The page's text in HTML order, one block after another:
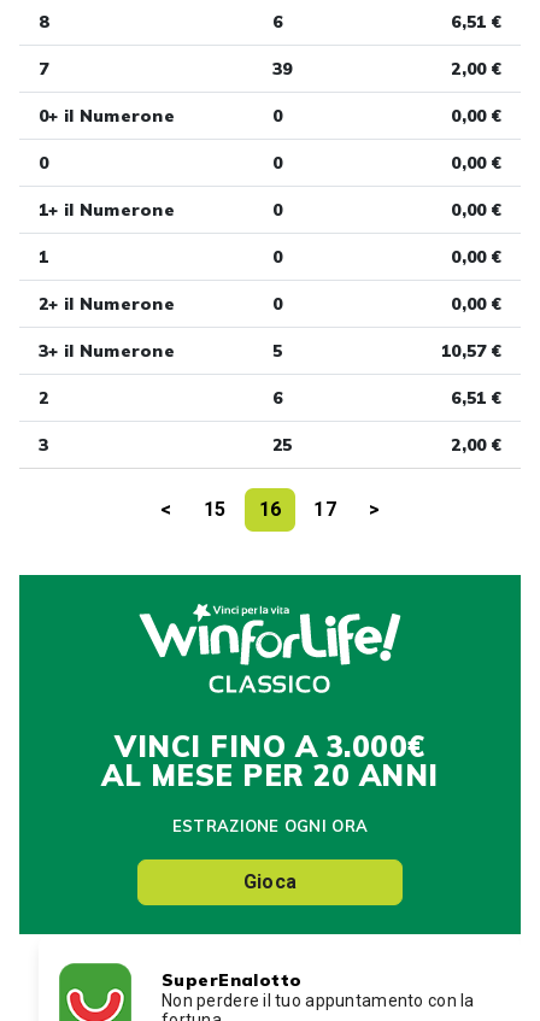
8 6 6,51 €
7 39 2,00 €
0+ il Numerone 0 0,00 €
0 0 0,00 €
1+ il Numerone 0 0,00 €
1 0 0,00 €
2+ il Numerone 0 0,00 €
3+ il Numerone 5 10,57 €
2 6 6,51 €
3 25 2,00 €
< 15 16 17 >
VINCI FINO A 3.000€
AL MESE PER 20 ANNI
ESTRAZIONE OGNI ORA
Gioca
SuperEnalotto
Non perdere il tuo appuntamento con la